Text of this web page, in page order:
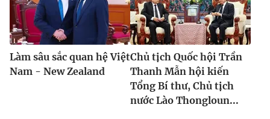
Làm sâu sắc quan hệ Việt
Nam - New Zealand
Chủ tịch Quốc hội Trần
Thanh Mẫn hội kiến
Tổng Bí thư, Chủ tịch
nước Lào Thongloun...